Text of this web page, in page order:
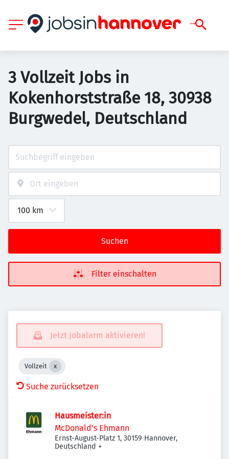
3 Vollzeit Jobs in
Kokenhorststraße 18, 30938
Burgwedel, Deutschland
Suchen
Filter einschalten
Jetzt Jobalarm aktivieren!
Vollzeit
Suche zurücksetzen
Hausmeister:in
McDonald's Ehmann
Ernst-August-Platz 1, 30159 Hannover,
Deutschland +